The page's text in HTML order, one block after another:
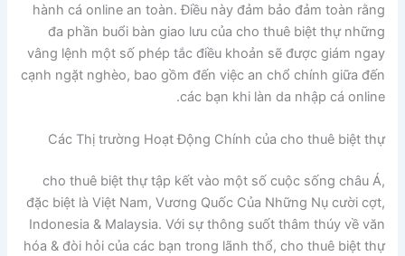
hành cá online an toàn. Điều này đảm bảo đảm toàn rằng
đa phần buổi bàn giao lưu của cho thuê biệt thự những
vâng lệnh một số phép tắc điều khoản sẽ được giám ngay
cạnh ngặt nghèo, bao gồm đến việc an chổ chính giữa đến
các bạn khi làn da nhập cá online.
Các Thị trường Hoạt Động Chính của cho thuê biệt thự
cho thuê biệt thự tập kết vào một số cuộc sống châu Á,
đặc biệt là Việt Nam, Vương Quốc Của Những Nụ cười cợt,
Indonesia & Malaysia. Với sự thông suốt thâm thúy về văn
hóa & đòi hỏi của các bạn trong lãnh thổ, cho thuê biệt thự